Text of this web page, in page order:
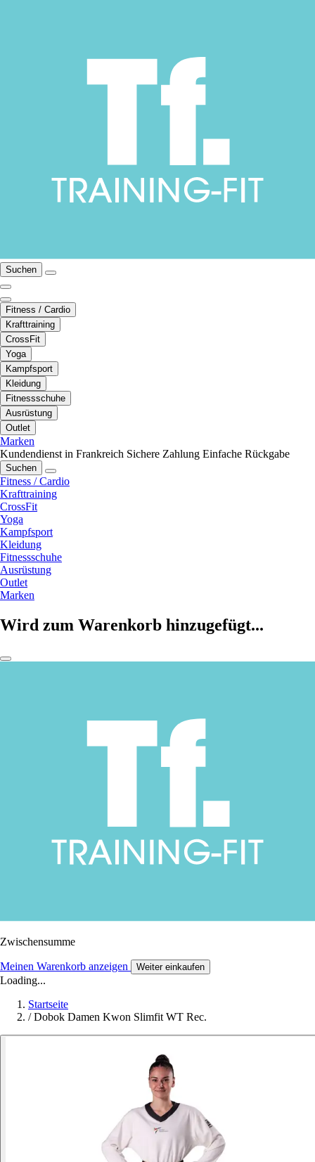
Suchen
Fitness / Cardio
Krafttraining
CrossFit
Yoga
Kampfsport
Kleidung
Fitnessschuhe
Ausrüstung
Outlet
Marken
Kundendienst in Frankreich Sichere Zahlung Einfache Rückgabe
Suchen
Fitness / Cardio
Krafttraining
CrossFit
Yoga
Kampfsport
Kleidung
Fitnessschuhe
Ausrüstung
Outlet
Marken
Wird zum Warenkorb hinzugefügt...
Zwischensumme
Meinen Warenkorb anzeigen Weiter einkaufen
Loading...
Startseite
/ Dobok Damen Kwon Slimfit WT Rec.